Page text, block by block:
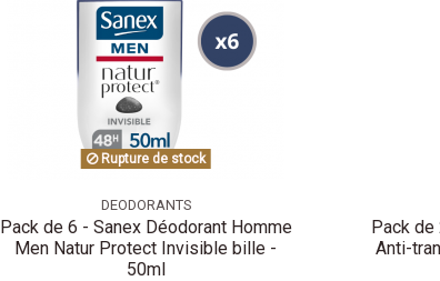
Rupture de stock
DEODORANTS
Pack de 6 - Sanex Déodorant Homme
Men Natur Protect Invisible bille -
50ml
Pack de
Anti-